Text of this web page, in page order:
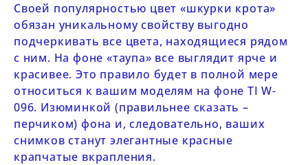
Своей популярностью цвет «шкурки крота»
обязан уникальному свойству выгодно
подчеркивать все цвета, находящиеся рядом
с ним. На фоне «таупа» все выглядит ярче и
красивее. Это правило будет в полной мере
относиться к вашим моделям на фоне TIW-
096. Изюминкой (правильнее сказать –
перчиком) фона и, следовательно, ваших
снимков станут элегантные красные
крапчатые вкрапления.